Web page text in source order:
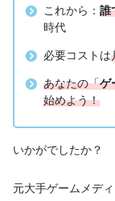
これから： 誰
時代
必要コストは
あなたの「ゲ
始めよう！
いかがでしたか？
元大手ゲームメデ